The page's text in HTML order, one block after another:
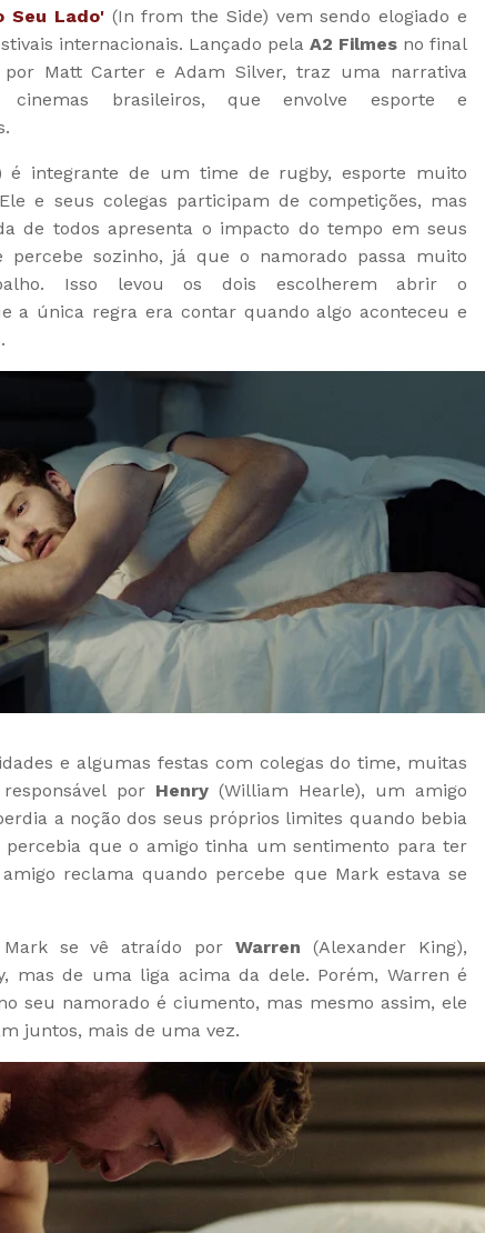
Seu Lado'(In from the Side) vem sendo elogiado e
internacionais. Lançado pela A2 Filmes no final
Matt Carter e Adam Silver, traz uma narrativa
brasileiros, que envolve esporte e
é integrante de um time de rugby, esporte muito
e seus colegas participam de competições, mas
de todos apresenta o impacto do tempo em seus
percebe sozinho, já que o namorado passa muito
Isso levou os dois escolherem abrir o
a única regra era contar quando algo aconteceu e
e algumas festas com colegas do time, muitas
por Henry (William Hearle), um amigo
a noção dos seus próprios limites quando bebia
percebia que o amigo tinha um sentimento para ter
reclama quando percebe que Mark estava se
Mark se vê atraído porWarren(Alexander King),
mas de uma liga acima da dele. Porém, Warren é
seu namorado é ciumento, mas mesmo assim, ele
juntos, mais de uma vez.